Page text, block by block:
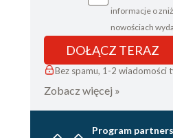
informacje o
nowościach
DOŁĄCZ TERAZ
Bez spamu, 1-2 wiadomości
Zobacz więcej »
Program